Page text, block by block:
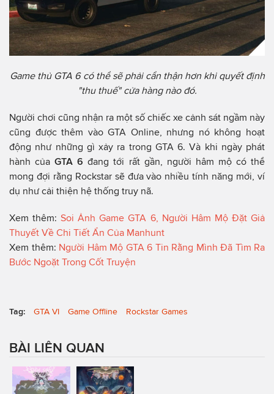
Game thủ GTA 6 có thể sẽ phải cẩn thận hơn khi quyết định
"thu thuế" cửa hàng nào đó.
Người chơi cũng nhận ra một số chiếc xe cảnh sát ngầm này
cũng được thêm vào GTA Online, nhưng nó không hoạt
động như những gì xảy ra trong GTA 6. Và khi ngày phát
hành củaGTA 6 đang tới rất gần, người hâm mộ có thể
mong đợi rằng Rockstar sẽ đưa vào nhiều tính năng mới, ví
dụ như cải thiện hệ thống truy nã.
Xem thêm:Soi Ảnh Game GTA 6, Người Hâm Mộ Đặt Giả
Thuyết Về Chi Tiết Ẩn Của Manhunt
Xem thêm: Người Hâm Mộ GTA 6 Tin Rằng Mình Đã Tìm Ra
Bước Ngoặt Trong Cốt Truyện
Tag: GTA VI Game Offline Rockstar Games
BÀI LIÊN QUAN